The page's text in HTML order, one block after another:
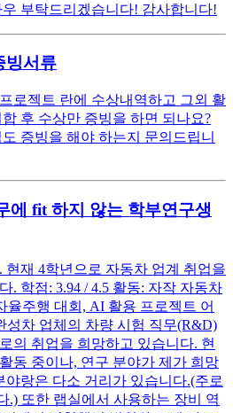
부탁드리겠습니다! 감사합니다!
빙서류
로젝트 란에 수상내역하고 그외 활
후 수상만 증빙을 하면 되나요?
증빙을 해야 하는지 문의드립니
에 fit 하지 않는 학부연구생
현재 4학년으로 자동차 업계 취업을
. 학점: 3.94 / 4.5 활동: 자작 자동차
율주행 대회, AI 활용 프로젝트 어
성차 업체의 차량 시험 직무(R&D)
의 취업을 희망하고 있습니다. 현
동 중이나, 연구 분야가 제가 희망
야랑은 다소 거리가 있습니다.(주로
.) 또한 랩실에서 사용하는 장비 역